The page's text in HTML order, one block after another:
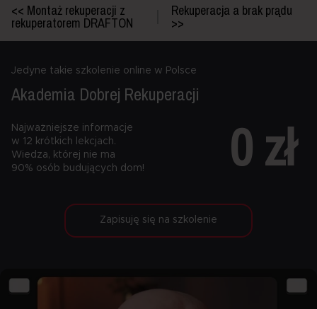
<< Montaż rekuperacji z
rekuperatorem DRAFTON
Rekuperacja a brak prądu
>>
Jedyne takie szkolenie online w Polsce
Akademia Dobrej Rekuperacji
Najważniejsze informacje
w 12 krótkich lekcjach.
Wiedza, której nie ma
90% osób budujących dom!
0 zł
Zapisuję się na szkolenie